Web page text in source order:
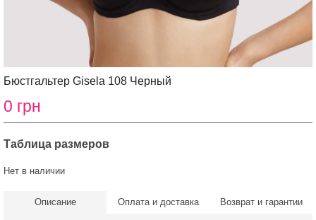
Бюстгальтер Gisela 108 Черный
0 грн
Таблица размеров
Нет в наличии
Описание Оплата и доставка Возврат и гарантии